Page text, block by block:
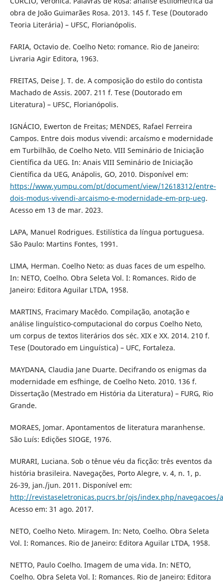
obra de João Guimarães Rosa. 2013. 145 f. Tese (Doutorado
Teoria Literária) – UFSC, Florianópolis.
FARIA, Octavio de. Coelho Neto: romance. Rio de Janeiro:
Livraria Agir Editora, 1963.
FREITAS, Deise J. T. de. A composição do estilo do contista
Machado de Assis. 2007. 211 f. Tese (Doutorado em
Literatura) – UFSC, Florianópolis.
IGNÁCIO, Ewerton de Freitas; MENDES, Rafael Ferreira
Campos. Entre dois modus vivendi: arcaísmo e modernidade
em Turbilhão, de Coelho Neto. VIII Seminário de Iniciação
Científica da UEG. In: Anais VIII Seminário de Iniciação
Científica da UEG, Anápolis, GO, 2010. Disponível em:
https://www.yumpu.com/pt/document/view/12618312/entre-
dois-modus-vivendi-arcaismo-e-modernidade-em-prp-ueg.
Acesso em 13 de mar. 2023.
LAPA, Manuel Rodrigues. Estilística da língua portuguesa.
São Paulo: Martins Fontes, 1991.
LIMA, Herman. Coelho Neto: as duas faces de um espelho.
In: NETO, Coelho. Obra Seleta Vol. I: Romances. Rido de
Janeiro: Editora Aguilar LTDA, 1958.
MARTINS, Fracimary Macêdo. Compilação, anotação e
análise linguístico-computacional do corpus Coelho Neto,
um corpus de textos literários dos séc. XIX e XX. 2014. 210 f.
Tese (Doutorado em Linguística) – UFC, Fortaleza.
MAYDANA, Claudia Jane Duarte. Decifrando os enigmas da
modernidade em esfhinge, de Coelho Neto. 2010. 136 f.
Dissertação (Mestrado em História da Literatura) – FURG, Rio
Grande.
MORAES, Jomar. Apontamentos de literatura maranhense.
São Luís: Edições SIOGE, 1976.
MURARI, Luciana. Sob o tênue véu da ficção: três eventos da
história brasileira. Navegações, Porto Alegre, v. 4, n. 1, p.
26-39, jan./jun. 2011. Disponível em:
http://revistaseletronicas.pucrs.br/ojs/index.php/navegacoes/
Acesso em: 31 ago. 2017.
NETO, Coelho Neto. Miragem. In: Neto, Coelho. Obra Seleta
Vol. I: Romances. Rio de Janeiro: Editora Aguilar LTDA, 1958.
NETTO, Paulo Coelho. Imagem de uma vida. In: NETO,
Coelho. Obra Seleta Vol. I: Romances. Rio de Janeiro: Editora